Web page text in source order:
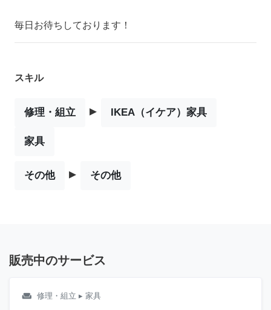
毎日お待ちしております！
スキル
修理・組立 ▸ IKEA（イケア）家具
家具
その他 ▸ その他
販売中のサービス
weekend 修理・組立 ▸ 家具